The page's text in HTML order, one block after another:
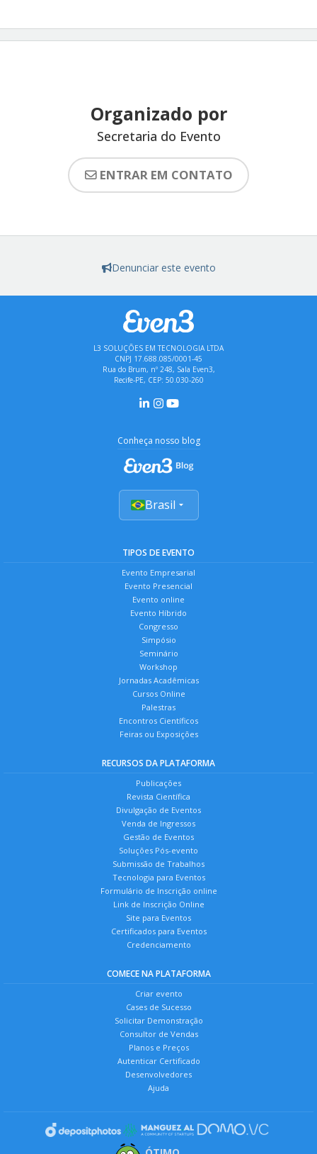
Organizado por
Secretaria do Evento
ENTRAR EM CONTATO
Denunciar este evento
L3 SOLUÇÕES EM TECNOLOGIA LTDA
CNPJ 17.688.085/0001-45
Rua do Brum, nº 248, Sala Even3,
Recife-PE, CEP: 50.030-260
Conheça nosso blog
Brasil
TIPOS DE EVENTO
Evento Empresarial
Evento Presencial
Evento online
Evento Híbrido
Congresso
Simpósio
Seminário
Workshop
Jornadas Acadêmicas
Cursos Online
Palestras
Encontros Científicos
Feiras ou Exposições
RECURSOS DA PLATAFORMA
Publicações
Revista Científica
Divulgação de Eventos
Venda de Ingressos
Gestão de Eventos
Soluções Pós-evento
Submissão de Trabalhos
Tecnologia para Eventos
Formulário de Inscrição online
Link de Inscrição Online
Site para Eventos
Certificados para Eventos
Credenciamento
COMECE NA PLATAFORMA
Criar evento
Cases de Sucesso
Solicitar Demonstração
Consultor de Vendas
Planos e Preços
Autenticar Certificado
Desenvolvedores
Ajuda